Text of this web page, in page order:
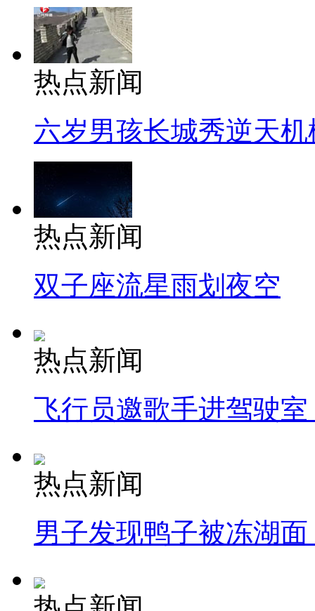
热点新闻
六岁男孩长城秀逆天机
热点新闻
双子座流星雨划夜空
热点新闻
飞行员邀歌手进驾驶
热点新闻
男子发现鸭子被冻湖